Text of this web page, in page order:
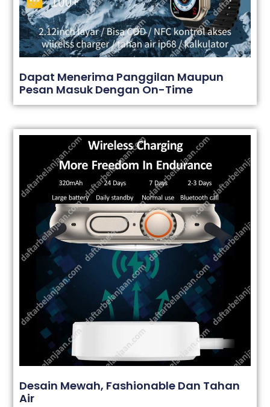
Dapat Menerima Panggilan Maupun
Pesan Masuk Dengan On-Time
Desain Mewah, Fashionable Dan Tahan
Air